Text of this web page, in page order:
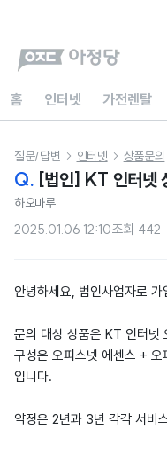
홈 인터넷 가전렌탈
질문/답변  인터넷  상품문의
Q. [법인] KT 인터넷
하오마루
2025.01.06 12:10조회 442
안녕하세요, 법인사업자로
문의 대상 상품은 KT 인터넷
구성은 오피스넷 에센스 +
입니다.
약정은 2년과 3년 각각 서비